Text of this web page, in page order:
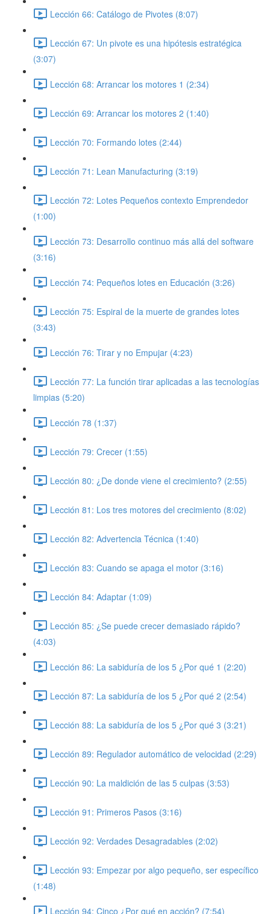
Lección 66: Catálogo de Pivotes (8:07)
Lección 67: Un pivote es una hipótesis estratégica
(3:07)
Lección 68: Arrancar los motores 1 (2:34)
Lección 69: Arrancar los motores 2 (1:40)
Lección 70: Formando lotes (2:44)
Lección 71: Lean Manufacturing (3:19)
Lección 72: Lotes Pequeños contexto Emprendedor
(1:00)
Lección 73: Desarrollo continuo más allá del software
(3:16)
Lección 74: Pequeños lotes en Educación (3:26)
Lección 75: Espiral de la muerte de grandes lotes
(3:43)
Lección 76: Tirar y no Empujar (4:23)
Lección 77: La función tirar aplicadas a las tecnologías
limpias (5:20)
Lección 78 (1:37)
Lección 79: Crecer (1:55)
Lección 80: ¿De donde viene el crecimiento? (2:55)
Lección 81: Los tres motores del crecimiento (8:02)
Lección 82: Advertencia Técnica (1:40)
Lección 83: Cuando se apaga el motor (3:16)
Lección 84: Adaptar (1:09)
Lección 85: ¿Se puede crecer demasiado rápido?
(4:03)
Lección 86: La sabiduría de los 5 ¿Por qué 1 (2:20)
Lección 87: La sabiduría de los 5 ¿Por qué 2 (2:54)
Lección 88: La sabiduría de los 5 ¿Por qué 3 (3:21)
Lección 89: Regulador automático de velocidad (2:29)
Lección 90: La maldición de las 5 culpas (3:53)
Lección 91: Primeros Pasos (3:16)
Lección 92: Verdades Desagradables (2:02)
Lección 93: Empezar por algo pequeño, ser específico
(1:48)
Lección 94: Cinco ¿Por qué en acción? (7:54)